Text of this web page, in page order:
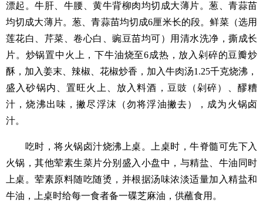
漂起。牛肝、牛腰、黄牛背柳肉均切成大薄片。葱、青蒜苗
均切成大薄片。葱、青蒜苗均切成6厘米长的段。鲜菜（选用
莲花白、芹菜、卷心白、豌豆苗均可）用清水洗净，撕成长
片。炒锅置中火上，下牛油烧至6成热，放入剁碎的豆瓣炒
酥，加入姜末、辣椒、花椒炒香，加入牛肉汤1.25千克烧沸，
盛入砂锅内、置旺火上、放入料酒，豆豉（剁碎）、醪糟
汁，烧沸出味，撇尽浮沫（勿将浮油撇去），成为火锅卤
汁。
吃时，将火锅卤汁烧沸上桌。上桌时，牛脊髓可先下入
火锅，其他荤素生菜片分别盛入小盘中，与精盐、牛油同时
上桌。荤素原料随吃随烫，并根据汤味浓淡适量加入精盐和
牛油，上桌时给每一食者备一碟芝麻油，供蘸食用。